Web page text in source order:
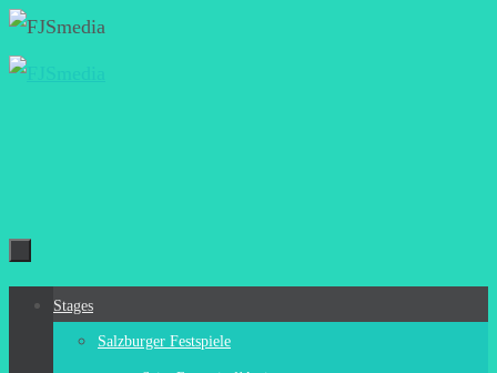
Zum
Inhalt
Zum
Stages
Salzburger Festspiele